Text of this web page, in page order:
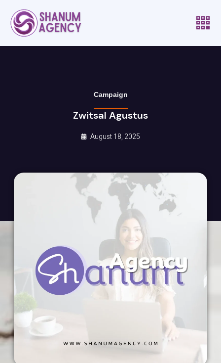
Campaign
Zwitsal Agustus
August 18, 2025